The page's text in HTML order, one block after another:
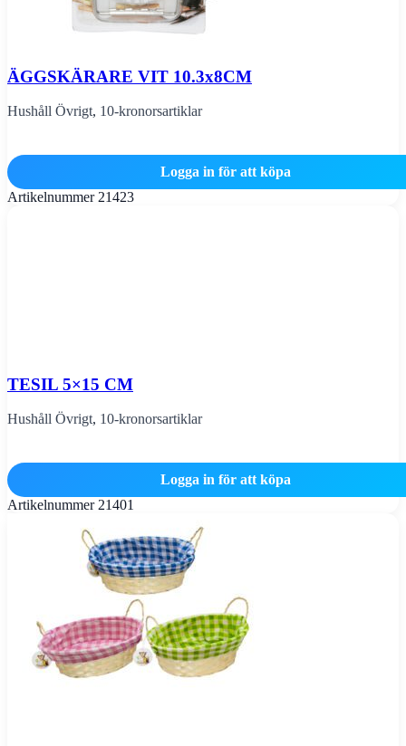
ÄGGSKÄRARE VIT 10.3x8CM
Hushåll Övrigt, 10-kronorsartiklar
Logga in för att köpa
Artikelnummer 21423
TESIL 5×15 CM
Hushåll Övrigt, 10-kronorsartiklar
Logga in för att köpa
Artikelnummer 21401